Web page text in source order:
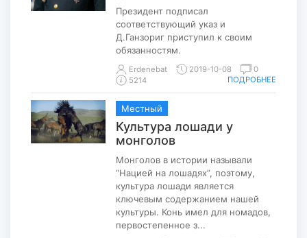
Президент подписал
соответствующий указ и
Д.Ганзориг приступил к своим
обязанностям.
Erdenebat 2019-10-08
0
5214
ПОДРОБНЕЕ
Местный
Культура лошади у
монголов
Монголов в истории называли
“Нацией на лошадях”, поэтому,
культура лошади является
ключевым содержанием нашей
культуры. Конь имел для номадов,
первостепенное з...